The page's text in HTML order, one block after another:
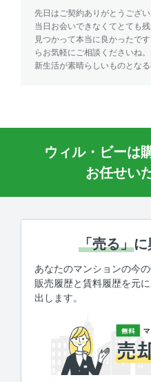
先日はご契約ありがとうござい
当日お会いできなくてとても
見つかって本当に良かったで
らお気軽にご相談くださいね。
新生活が素晴らしいものとな
ウィル・ビーは
お任せい
「売る」
あなたのマンションの今
販売履歴と賃料履歴を元
出します。